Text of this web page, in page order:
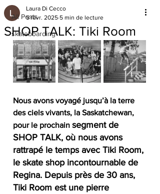
All Posts
skateboarding
SHOP TALK: Tiki Room
Laura Di Cecco
5 févr. 2025 5 min de lecture
Nous avons voyagé jusqu’à la terre
des ciels vivants, la Saskatchewan,
pour le prochain segment de
SHOP TALK, où nous avons
rattrapé le temps avec Tiki Room,
le skate shop incontournable de
Regina. Depuis près de 30 ans,
Tiki Room est une pierre